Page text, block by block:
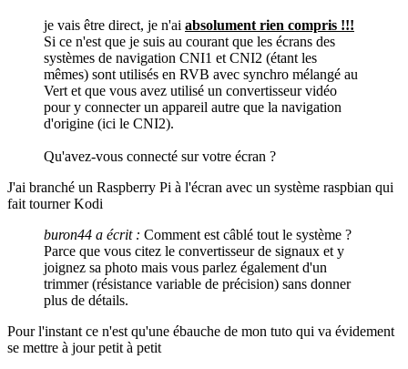
je vais être direct, je n'ai absolument rien compris !!!
Si ce n'est que je suis au courant que les écrans des
systèmes de navigation CNI1 et CNI2 (étant les
mêmes) sont utilisés en RVB avec synchro mélangé au
Vert et que vous avez utilisé un convertisseur vidéo
pour y connecter un appareil autre que la navigation
d'origine (ici le CNI2).
Qu'avez-vous connecté sur votre écran ?
J'ai branché un Raspberry Pi à l'écran avec un système raspbian qui
fait tourner Kodi
buron44 a écrit : Comment est câblé tout le système ?
Parce que vous citez le convertisseur de signaux et y
joignez sa photo mais vous parlez également d'un
trimmer (résistance variable de précision) sans donner
plus de détails.
Pour l'instant ce n'est qu'une ébauche de mon tuto qui va évidement
se mettre à jour petit à petit